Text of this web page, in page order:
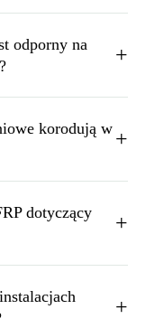
odporny na
+
korodują w +
dotyczący
+
+